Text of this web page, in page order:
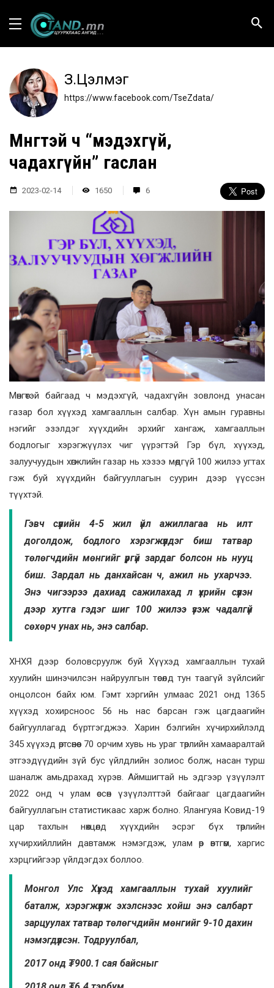
З.Цэлмэг
https://www.facebook.com/TseZdata/
Мөнгөтэй ч “мэдэхгүй,
чадахгүйн” гаслан
2023-02-14 1650 6
Мөнгөтэй байгаад ч мэдэхгүй, чадахгүйн зовлонд унасан
газар бол хүүхэд хамгааллын салбар. Хүн амын гуравны
нэгийг эзэлдэг хүүхдийн эрхийг хангаж, хамгааллын
бодлогыг хэрэгжүүлэх чиг үүрэгтэй Гэр бүл, хүүхэд,
залуучуудын хөгжлийн газар нь хэзээ мөдгүй 100 жилээ угтах
гэж буй хүүхдийн байгууллагын суурин дээр үүссэн
түүхтэй.
Гэвч сүүлийн 4-5 жил үйл ажиллагаа нь илт
доголдож, бодлого хэрэгжүүлдэг биш татвар
төлөгчдийн мөнгийг үргүй зардаг болсон нь нууц
биш. Зардал нь данхайсан ч, ажил нь ухарчээ.
Энэ чигээрээ дахиад сажилахад л үхрийн сүүлэн
дээр хутга гэдэг шиг 100 жилээ үзэж чадалгүй
сөхөрч унах нь, энэ салбар.
ХНХЯ дээр боловсруулж буй Хүүхэд хамгааллын тухай
хуулийн шинэчилсэн найруулгын төсөлд тун таагүй зүйлсийг
онцолсон байх юм. Гэмт хэргийн улмаас 2021 онд 1365
хүүхэд хохирсноос 56 нь нас барсан гэж цагдаагийн
байгууллагад бүртгэгджээ. Харин бэлгийн хүчирхийлэлд
345 хүүхэд өртсөнөөс 70 орчим хувь нь ураг төрлийн хамааралтай
этгээдүүдийн зүй бус үйлдлийн золиос болж, насан турш
шаналж амьдрахад хүрэв. Аймшигтай нь эдгээр үзүүлэлт
2022 онд ч улам өссөн үзүүлэлттэй байгааг цагдаагийн
байгууллагын статистикаас харж болно. Ялангуяа Ковид-19
цар тахлын нөхцөлд хүүхдийн эсрэг бүх төрлийн
хүчирхийллийн давтамж нэмэгдэж, улам өр өвтгөм, харгис
хэрцгийгээр үйлдэгдэх боллоо.
Монгол Улс Хүүхэд хамгааллын тухай хуулийг
баталж, хэрэгжүүлж эхэлснээс хойш энэ салбарт
зарцуулах татвар төлөгчдийн мөнгийг 9-10 дахин
нэмэгдүүлсэн. Тодруулбал,
2017 онд ₮900.1 сая байсныг